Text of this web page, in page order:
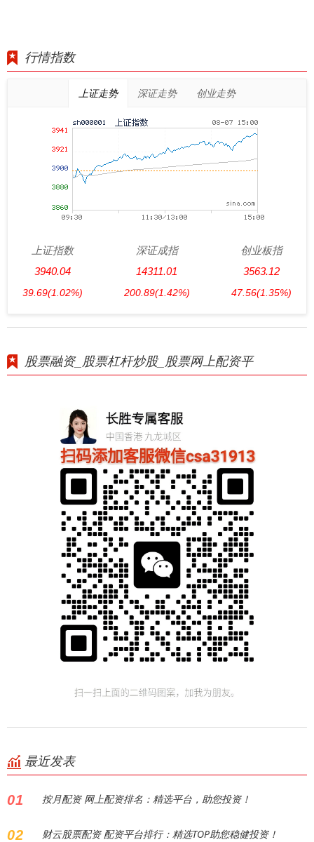
行情指数
上证走势 深证走势 创业走势
上证指数
3940.04
39.69(1.02%)
深证成指
14311.01
200.89(1.42%)
创业板指
3563.12
47.56(1.35%)
股票融资_股票杠杆炒股_股票网上配资平
最近发表
01 按月配资 网上配资排名：精选平台，助您投资！
02 财云股票配资 配资平台排行：精选TOP助您稳健投资！